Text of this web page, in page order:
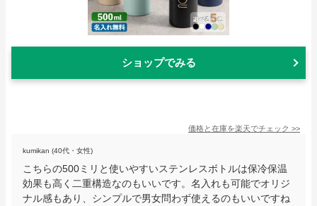
ショップでみる
価格と在庫を楽天でチェック >>
kumikan (40代・女性)
こちらの500ミリと使いやすいステンレスボトルは保冷保温
効果も高く二重構造なのもいいです。名入れも可能でオリジ
ナル感もあり、シンプルで男女問わず使えるのもいいですね